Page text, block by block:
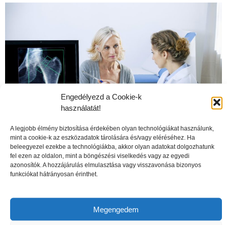
Engedélyezd a Cookie-k
használatát!
A legjobb élmény biztosítása érdekében olyan technológiákat használunk,
mint a cookie-k az eszközadatok tárolására és/vagy eléréséhez. Ha
beleegyezel ezekbe a technológiákba, akkor olyan adatokat dolgozhatunk
fel ezen az oldalon, mint a böngészési viselkedés vagy az egyedi
azonosítók. A hozzájárulás elmulasztása vagy visszavonása bizonyos
funkciókat hátrányosan érinthet.
Megengedem
A csontritkulás veszélyei